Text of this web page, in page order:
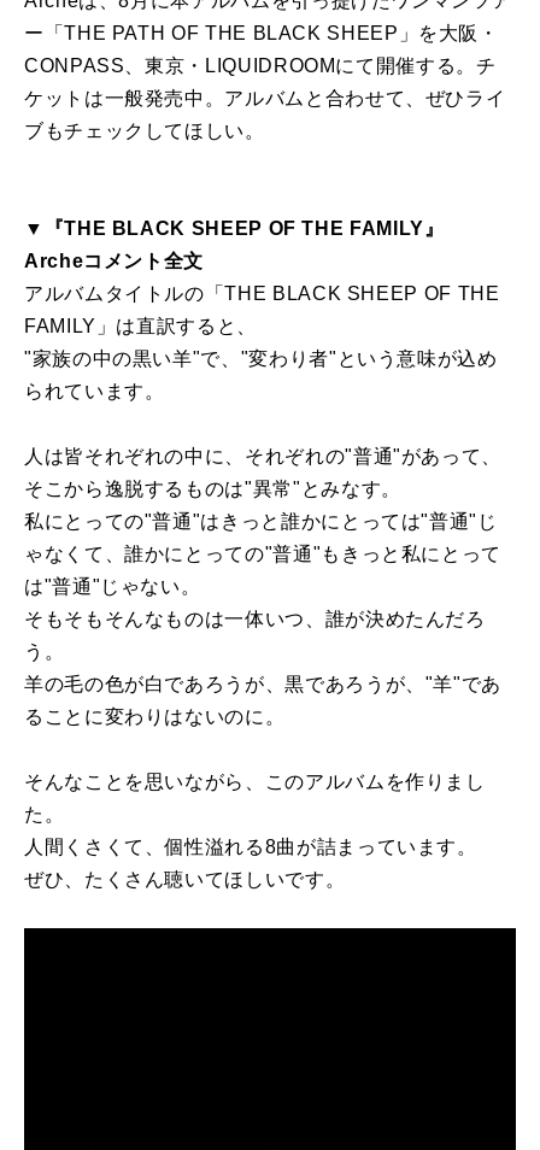
ー「THE PATH OF THE BLACK SHEEP」を大阪・
CONPASS、東京・LIQUIDROOMにて開催する。チ
ケットは一般発売中。アルバムと合わせて、ぜひライ
ブもチェックしてほしい。
▼『THE BLACK SHEEP OF THE FAMILY』
Archeコメント全文
アルバムタイトルの「THE BLACK SHEEP OF THE
FAMILY」は直訳すると、
"家族の中の黒い羊"で、"変わり者"という意味が込め
られています。
人は皆それぞれの中に、それぞれの"普通"があって、
そこから逸脱するものは"異常"とみなす。
私にとっての"普通"はきっと誰かにとっては"普通"じ
ゃなくて、誰かにとっての"普通"もきっと私にとって
は"普通"じゃない。
そもそもそんなものは一体いつ、誰が決めたんだろ
う。
羊の毛の色が白であろうが、黒であろうが、"羊"であ
ることに変わりはないのに。
そんなことを思いながら、このアルバムを作りまし
た。
人間くさくて、個性溢れる8曲が詰まっています。
ぜひ、たくさん聴いてほしいです。